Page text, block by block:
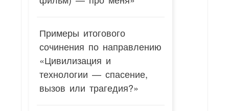
Примеры итогового
сочинения по направлению
«Цивилизация и
технологии — спасение,
вызов или трагедия?»